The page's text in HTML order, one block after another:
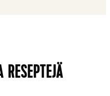
RESEPTEJÄ